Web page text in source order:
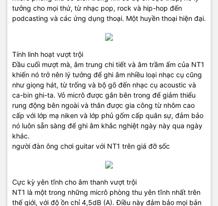
tưởng cho mọi thứ, từ nhạc pop, rock và hip-hop đến
podcasting và các ứng dụng thoại. Một huyền thoại hiện đại.
Tính linh hoạt vượt trội
Đầu cuối mượt mà, âm trung chi tiết và âm trầm ấm của NT1
khiến nó trở nên lý tưởng để ghi âm nhiều loại nhạc cụ cũng
như giọng hát, từ trống và bộ gõ đến nhạc cụ acoustic và
ca-bin ghi-ta. Vỏ micrô được gắn bên trong để giảm thiểu
rung động bên ngoài và thân được gia công từ nhôm cao
cấp với lớp mạ niken và lớp phủ gốm cấp quân sự, đảm bảo
nó luôn sẵn sàng để ghi âm khắc nghiệt ngày này qua ngày
khác.
người đàn ông chơi guitar với NT1 trên giá đỡ sốc
Cực kỳ yên tĩnh cho âm thanh vượt trội
NT1 là một trong những micrô phòng thu yên tĩnh nhất trên
thế giới, với độ ồn chỉ 4,5dB (A). Điều này đảm bảo mọi bản